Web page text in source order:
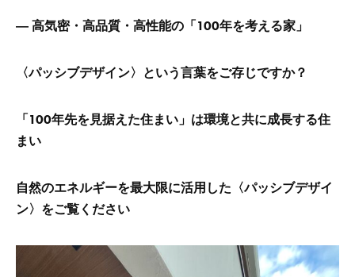
― 高気密・高品質・高性能の「100年を考える家」
〈パッシブデザイン〉という言葉をご存じですか？
「100年先を見据えた住まい」は環境と共に成長する住
まい
自然のエネルギーを最大限に活用した〈パッシブデザイ
ン〉をご覧ください